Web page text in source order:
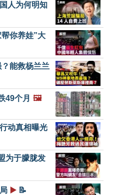
人为何明知
你养娃”大
能救杨兰兰
49个月 🖼️
动真相曝光
为于朦胧发
▶️ 📝